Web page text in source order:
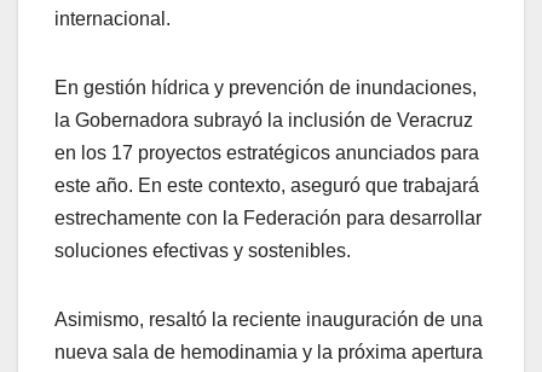
internacional.
En gestión hídrica y prevención de inundaciones,
la Gobernadora subrayó la inclusión de Veracruz
en los 17 proyectos estratégicos anunciados para
este año. En este contexto, aseguró que trabajará
estrechamente con la Federación para desarrollar
soluciones efectivas y sostenibles.
Asimismo, resaltó la reciente inauguración de una
nueva sala de hemodinamia y la próxima apertura